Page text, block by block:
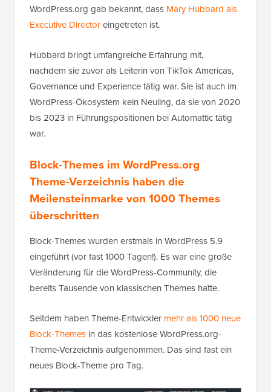
WordPress.org gab bekannt, dass Mary Hubbard als
Executive Directoreingetreten ist.
Hubbard bringt umfangreiche Erfahrung mit,
nachdem sie zuvor als Leiterin von TikTok Americas,
Governance und Experience tätig war. Sie ist auch im
WordPress-Ökosystem kein Neuling, da sie von 2020
bis 2023 in Führungspositionen bei Automattic tätig
war.
Block-Themes im WordPress.org
Theme-Verzeichnis haben die
Meilensteinmarke von 1000 Themes
überschritten
Block-Themes wurden erstmals in WordPress 5.9
eingeführt (vor fast 1000 Tagen!). Es war eine große
Veränderung für die WordPress-Community, die
bereits Tausende von klassischen Themes hatte.
Seitdem haben Theme-Entwickler mehr als 1000 neue
Block-Themes in das kostenlose WordPress.org-
Theme-Verzeichnis aufgenommen. Das sind fast ein
neues Block-Theme pro Tag.